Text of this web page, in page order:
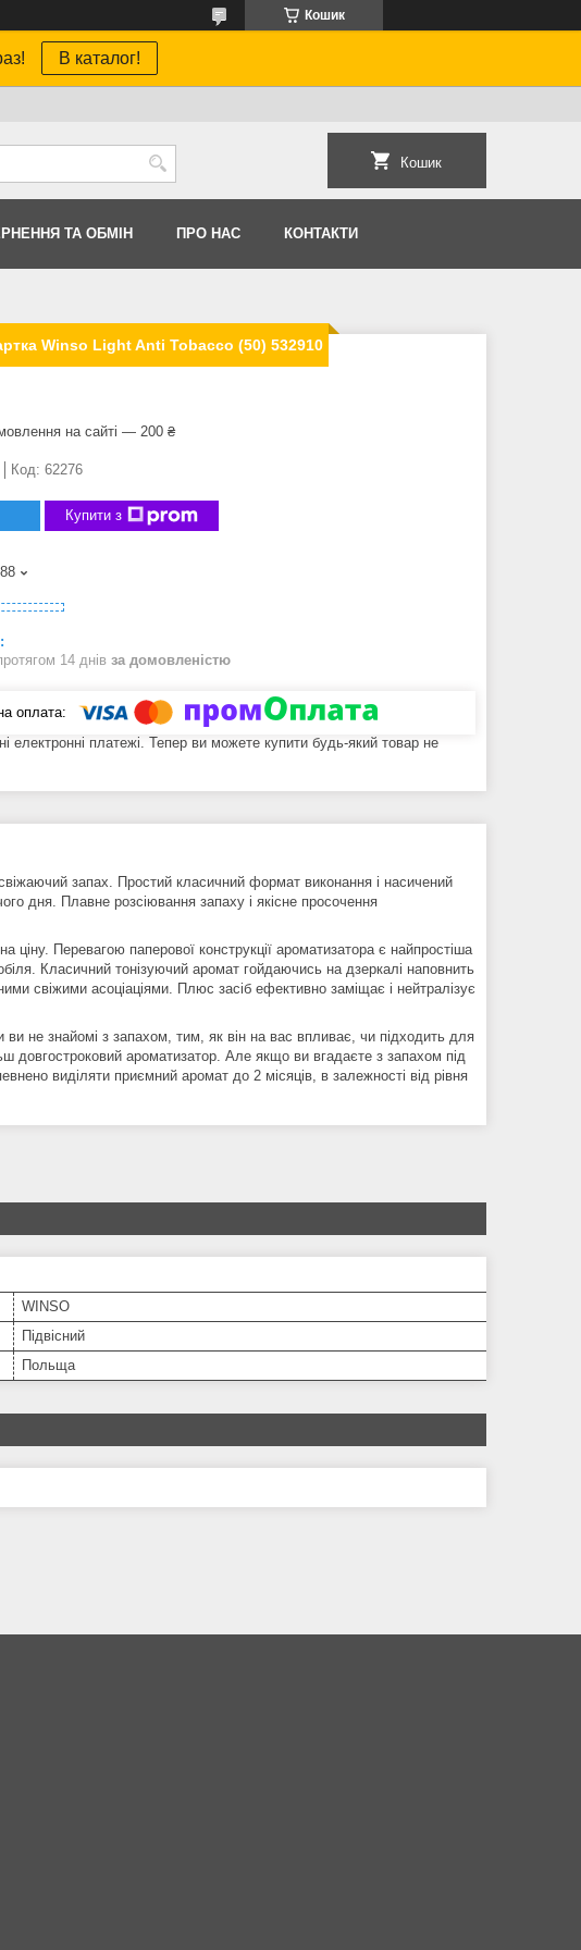
Кошик
В каталог!
Кошик
ТА ОБМIН ПРО НАС КОНТАКТИ
Winso Light Anti Tobacco (50) 532910
на сайті — 200 ₴
Код: 62276
Купити з
14 днів за домовленістю
електронні платежі. Тепер ви можете купити будь-який товар не
запах. Простий класичний формат виконання і насичений
дня. Плавне розсіювання запаху і якісне просочення
Перевагою паперової конструкції ароматизатора є найпростіша
Класичний тонізуючий аромат гойдаючись на дзеркалі наповнить
свіжими асоціаціями. Плюс засіб ефективно заміщає і нейтралізує
не знайомі з запахом, тим, як він на вас впливає, чи підходить для
довгостроковий ароматизатор. Але якщо ви вгадаєте з запахом під
виділяти приємний аромат до 2 місяців, в залежності від рівня
WINSO
Підвісний
Польща